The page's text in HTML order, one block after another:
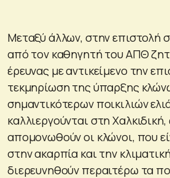
Μεταξύ άλλων, στην επιστολή
από τον καθηγητή του ΑΠΘ
έρευνας με αντικείμενο την
τεκμηρίωση της ύπαρξης
σημαντικότερων ποικιλιών
καλλιεργούνται στη
απομονωθούν οι κλώνοι, που
στην ακαρπία και την
διερευνηθούν περαιτέρω τα